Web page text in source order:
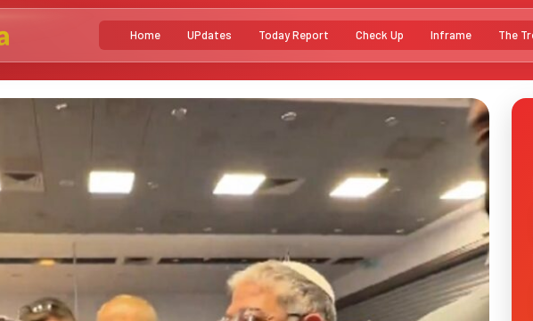
Home UPdates Today Report Check Up Inframe The